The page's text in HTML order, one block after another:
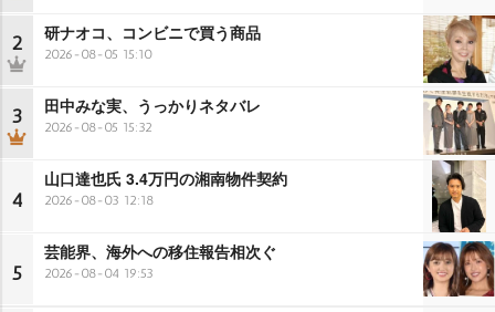
2 研ナオコ、コンビニで買う商品
2026-08-05 15:10
3 田中みな実、うっかりネタバレ
2026-08-05 15:32
4
山口達也氏 3.4万円の湘南物件契約
2026-08-03 12:18
5
芸能界、海外への移住報告相次ぐ
2026-08-04 19:53